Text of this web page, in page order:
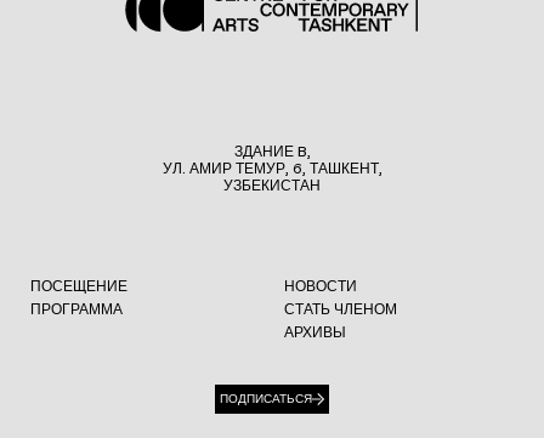
ЗДАНИЕ B,
УЛ. АМИР ТЕМУР, 6, ТАШКЕНТ,
УЗБЕКИСТАН
ПОСЕЩЕНИЕ
ПРОГРАММА
НОВОСТИ
СТАТЬ ЧЛЕНОМ
АРХИВЫ
ПОДПИСАТЬСЯ